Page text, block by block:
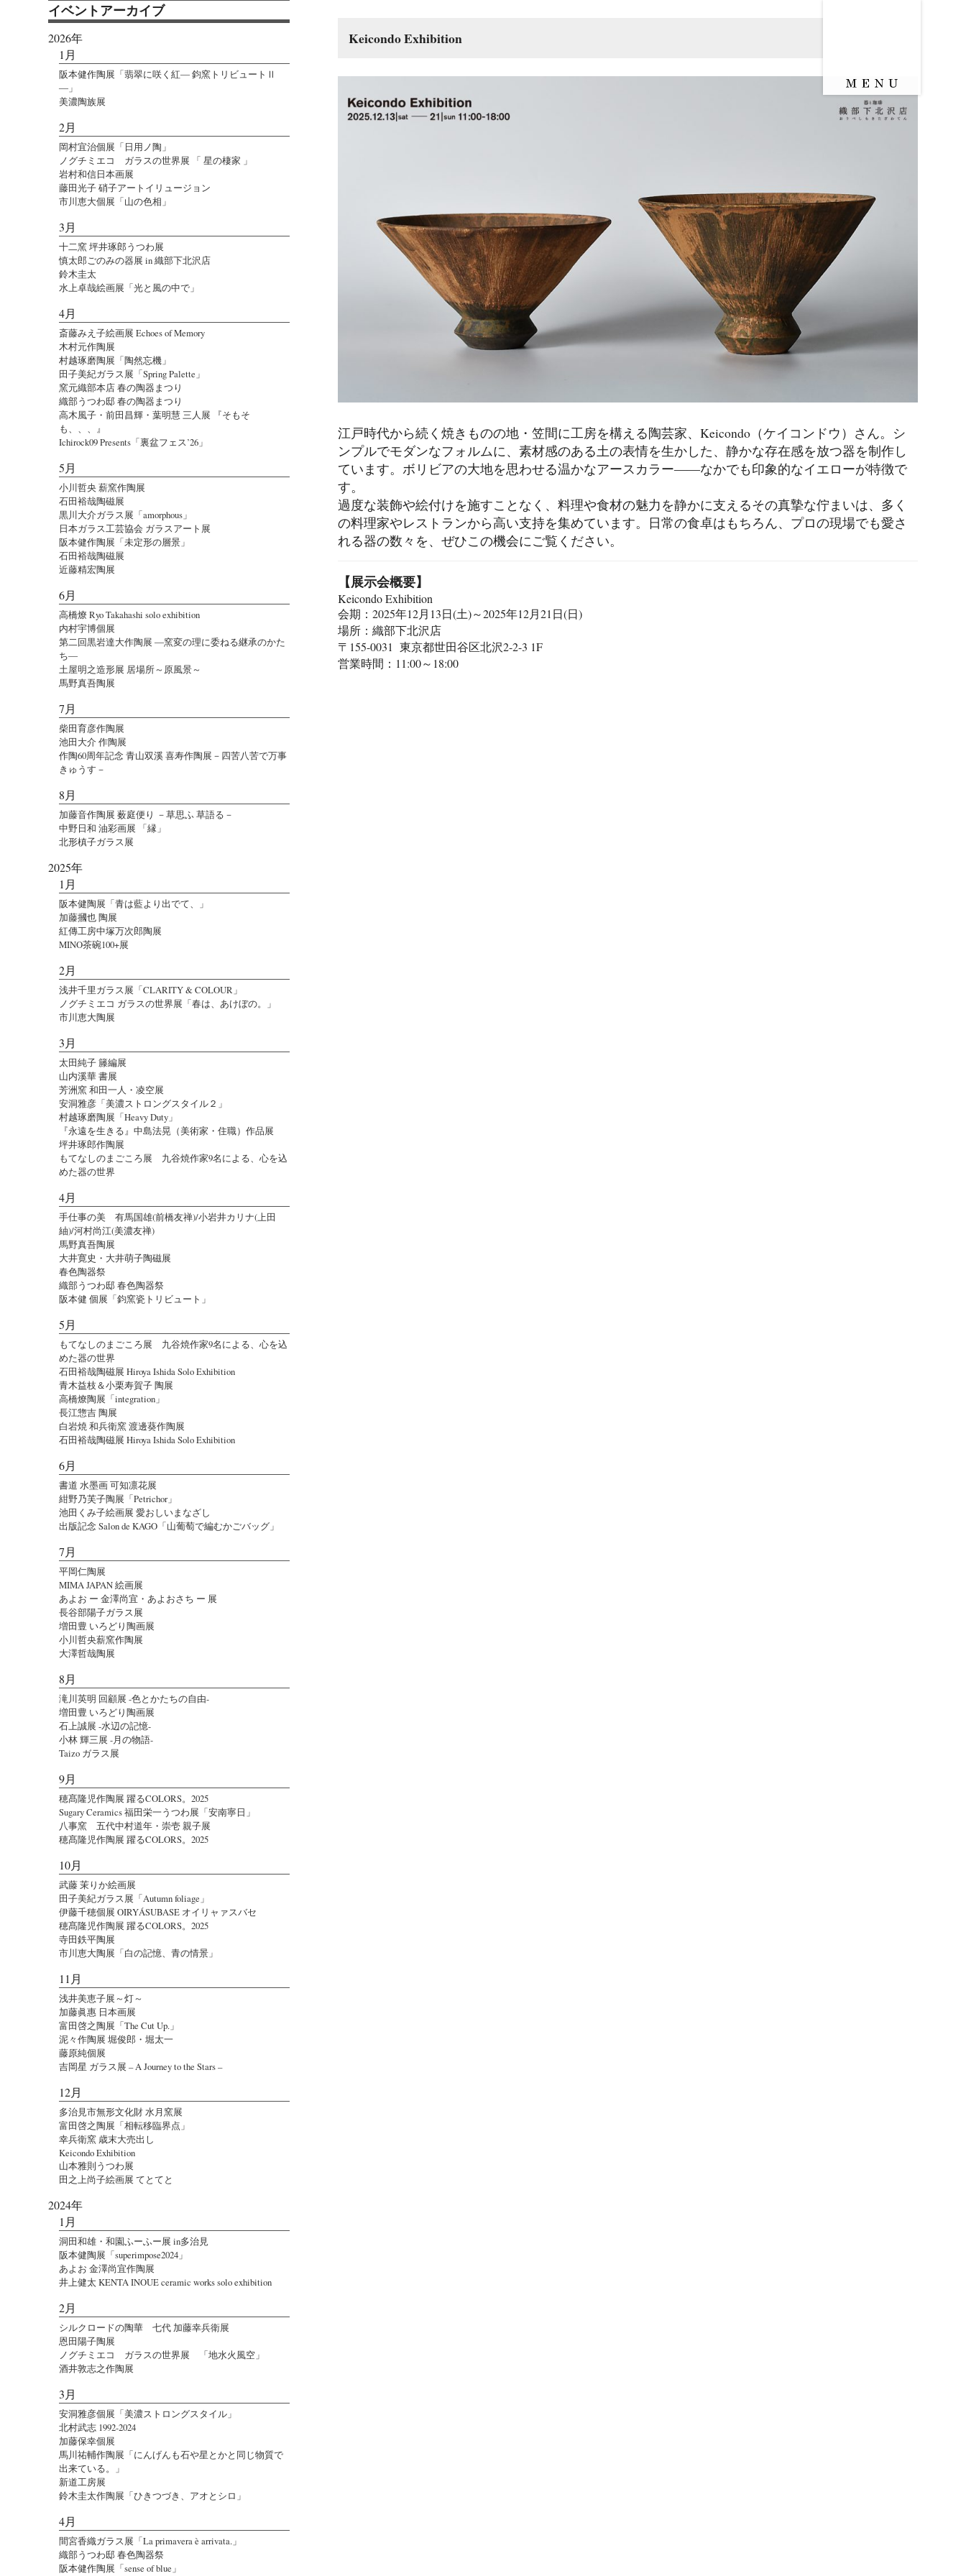
Keicondo Exhibition
江戸時代から続く焼きものの地・笠間に工房を構える陶芸家、Keicondo（ケイコンドウ）さん。シ
ンプルでモダンなフォルムに、素材感のある土の表情を生かした、静かな存在感を放つ器を制作し
ています。ボリビアの大地を思わせる温かなアースカラー――なかでも印象的なイエローが特徴で
す。
過度な装飾や絵付けを施すことなく、料理や食材の魅力を静かに支えるその真摯な佇まいは、多く
の料理家やレストランから高い支持を集めています。日常の食卓はもちろん、プロの現場でも愛さ
れる器の数々を、ぜひこの機会にご覧ください。
【展示会概要】
Keicondo Exhibition
会期：2025年12月13日(土)～2025年12月21日(日)
場所：織部下北沢店
〒155-0031 東京都世田谷区北沢2-2-3 1F
営業時間：11:00～18:00
イベントアーカイブ
2026年
1月
阪本健作陶展「翡翠に咲く紅― 鈞窯トリビュートⅡ
―」
美濃陶族展
2月
岡村宜治個展「日用ノ陶」
ノグチミエコ ガラスの世界展 「 星の棲家 」
岩村和信日本画展
藤田光子 硝子アートイリュージョン
市川恵大個展「山の色相」
3月
十二窯 坪井琢郎うつわ展
慎太郎ごのみの器展 in 織部下北沢店
鈴木圭太
水上卓哉絵画展「光と風の中で」
4月
斎藤みえ子絵画展 Echoes of Memory
木村元作陶展
村越琢磨陶展「陶然忘機」
田子美紀ガラス展「Spring Palette」
窯元織部本店 春の陶器まつり
織部うつわ邸 春の陶器まつり
高木風子・前田昌輝・葉明慧 三人展 『そもそ
も、、、』
Ichirock09 Presents「裏盆フェス’26」
5月
小川哲央 薪窯作陶展
石田裕哉陶磁展
黒川大介ガラス展「amorphous」
日本ガラス工芸協会 ガラスアート展
阪本健作陶展「未定形の層景」
石田裕哉陶磁展
近藤精宏陶展
6月
高橋燎 Ryo Takahashi solo exhibition
内村宇博個展
第二回黒岩達大作陶展 ―窯変の理に委ねる継承のかた
ち―
土屋明之造形展 居場所～原風景～
馬野真吾陶展
7月
柴田育彦作陶展
池田大介 作陶展
作陶60周年記念 青山双溪 喜寿作陶展－四苦八苦で万事
きゅうす－
8月
加藤音作陶展 薮庭便り －草思ふ 草語る－
中野日和 油彩画展 「縁」
北形槙子ガラス展
2025年
1月
阪本健陶展「青は藍より出でて、」
加藤摑也 陶展
紅傳工房中塚万次郎陶展
MINO茶碗100+展
2月
浅井千里ガラス展「CLARITY & COLOUR」
ノグチミエコ ガラスの世界展「春は、あけぼの。」
市川恵大陶展
3月
太田純子 籐編展
山内溪華 書展
芳洲窯 和田一人・凌空展
安洞雅彦「美濃ストロングスタイル２」
村越琢磨陶展「Heavy Duty」
『永遠を生きる』中島法晃（美術家・住職）作品展
坪井琢郎作陶展
もてなしのまごころ展 九谷焼作家9名による、心を込
めた器の世界
4月
手仕事の美 有馬国雄(前橋友禅)/小岩井カリナ(上田
紬)/河村尚江(美濃友禅)
馬野真吾陶展
大井寛史・大井萌子陶磁展
春色陶器祭
織部うつわ邸 春色陶器祭
阪本健 個展「鈞窯瓷トリビュート」
5月
もてなしのまごころ展 九谷焼作家9名による、心を込
めた器の世界
石田裕哉陶磁展 Hiroya Ishida Solo Exhibition
青木益枝＆小栗寿賀子 陶展
高橋燎陶展「integration」
長江惣吉 陶展
白岩焼 和兵衛窯 渡邊葵作陶展
石田裕哉陶磁展 Hiroya Ishida Solo Exhibition
6月
書道 水墨画 可知凛花展
紺野乃芙子陶展「Petrichor」
池田くみ子絵画展 愛おしいまなざし
出版記念 Salon de KAGO「山葡萄で編むかごバッグ」
7月
平岡仁陶展
MIMA JAPAN 絵画展
あよお ー 金澤尚宜・あよおさち ー 展
長谷部陽子ガラス展
増田豊 いろどり陶画展
小川哲央薪窯作陶展
大澤哲哉陶展
8月
滝川英明 回顧展 -色とかたちの自由-
増田豊 いろどり陶画展
石上誠展 -水辺の記憶-
小林 輝三展 -月の物語-
Taizo ガラス展
9月
穂髙隆児作陶展 躍るCOLORS。2025
Sugary Ceramics 福田栄一うつわ展「安南寧日」
八事窯 五代中村道年・崇壱 親子展
穂髙隆児作陶展 躍るCOLORS。2025
10月
武藤 茉りか絵画展
田子美紀ガラス展「Autumn foliage」
伊藤千穂個展 OIRYÁSUBASE オイリャァスバセ
穂髙隆児作陶展 躍るCOLORS。2025
寺田鉄平陶展
市川恵大陶展「白の記憶、青の情景」
11月
浅井美恵子展～灯～
加藤眞惠 日本画展
富田啓之陶展「The Cut Up.」
泥々作陶展 堀俊郎・堀太一
藤原純個展
吉岡星 ガラス展 – A Journey to the Stars –
12月
多治見市無形文化財 水月窯展
富田啓之陶展「相転移臨界点」
幸兵衛窯 歳末大売出し
Keicondo Exhibition
山本雅則うつわ展
田之上尚子絵画展 てとてと
2024年
1月
洞田和雄・和園ふーふー展 in多治見
阪本健陶展「superimpose2024」
あよお 金澤尚宜作陶展
井上健太 KENTA INOUE ceramic works solo exhibition
2月
シルクロードの陶華 七代 加藤幸兵衛展
恩田陽子陶展
ノグチミエコ ガラスの世界展 「地水火風空」
酒井敦志之作陶展
3月
安洞雅彦個展「美濃ストロングスタイル」
北村武志 1992-2024
加藤保幸個展
馬川祐輔作陶展「にんげんも石や星とかと同じ物質で
出来ている。」
新道工房展
鈴木圭太作陶展「ひきつづき、アオとシロ」
4月
間宮香織ガラス展「La primavera è arrivata.」
織部うつわ邸 春色陶器祭
阪本健作陶展「sense of blue」